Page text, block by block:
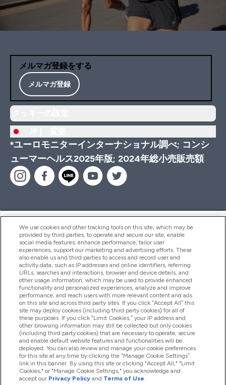
メルマガ登録をする
メルマガ登録
*ユーロモニターインターナショナル調べ; コンシ
ューマーヘルス2025年版; 2024年総小売販売額
ヘルプ＆ガイド
商品について
会社概要
特典＆ポイント
2026 The Hut.com Ltd
We use cookies and other tracking tools on this site, which may be
provided by third parties, to operate and secure our site, enable
social media features, enhance performance, tailor user
experiences, support our marketing and advertising efforts. These
also enable us and third parties to access and record user and
activity data, such as IP addresses and online identifiers, referring
URLs, searches and interactions, browser and device details, and
other usage information, which may be used to provide enhanced
functionality and personalized experiences, analyze and improve
performance, and reach users with more relevant content and ads
on this site and across third party sites. If you click “Accept All” this
site may deploy cookies (including third party cookies) for all of
these purposes. If you click “Limit Cookies,” your IP address and
other browsing information may still be collected but only cookies
(including third party cookies) that are necessary to operate, secure
and enable default website features and functionalities will be
deployed. You can also review and manage your cookie preferences
for this site at any time by clicking the “Manage Cookie Settings”
link in this banner. By using this site or clicking "Accept All," "Limit
Cookies," or "Manage Cookie Settings," you acknowledge and
accept our Privacy Policy and Terms of Use.